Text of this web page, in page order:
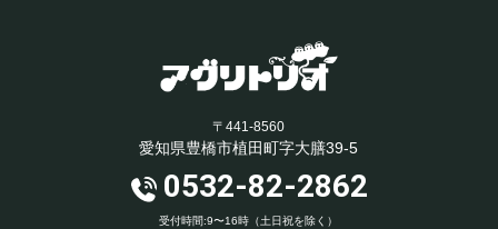
〒441-8560
愛知県豊橋市植田町字大膳39-5
0532-82-2862
受付時間:9〜16時（土日祝を除く）